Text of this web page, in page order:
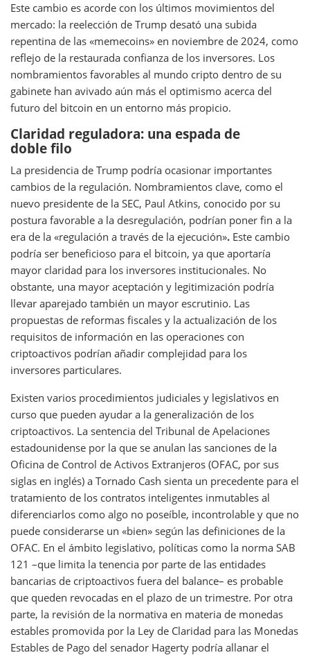
Este cambio es acorde con los últimos movimientos del
mercado: la reelección de Trump desató una subida
repentina de las «memecoins» en noviembre de 2024, como
reflejo de la restaurada confianza de los inversores. Los
nombramientos favorables al mundo cripto dentro de su
gabinete han avivado aún más el optimismo acerca del
futuro del bitcoin en un entorno más propicio.
Claridad reguladora: una espada de
doble filo
La presidencia de Trump podría ocasionar importantes
cambios de la regulación. Nombramientos clave, como el
nuevo presidente de la SEC, Paul Atkins, conocido por su
postura favorable a la desregulación, podrían poner fin a la
era de la «regulación a través de la ejecución». Este cambio
podría ser beneficioso para el bitcoin, ya que aportaría
mayor claridad para los inversores institucionales. No
obstante, una mayor aceptación y legitimización podría
llevar aparejado también un mayor escrutinio. Las
propuestas de reformas fiscales y la actualización de los
requisitos de información en las operaciones con
criptoactivos podrían añadir complejidad para los
inversores particulares.
Existen varios procedimientos judiciales y legislativos en
curso que pueden ayudar a la generalización de los
criptoactivos. La sentencia del Tribunal de Apelaciones
estadounidense por la que se anulan las sanciones de la
Oficina de Control de Activos Extranjeros (OFAC, por sus
siglas en inglés) a Tornado Cash sienta un precedente para el
tratamiento de los contratos inteligentes inmutables al
diferenciarlos como algo no poseíble, incontrolable y que no
puede considerarse un «bien» según las definiciones de la
OFAC. En el ámbito legislativo, políticas como la norma SAB
121 –que limita la tenencia por parte de las entidades
bancarias de criptoactivos fuera del balance– es probable
que queden revocadas en el plazo de un trimestre. Por otra
parte, la revisión de la normativa en materia de monedas
estables promovida por la Ley de Claridad para las Monedas
Estables de Pago del senador Hagerty podría allanar el